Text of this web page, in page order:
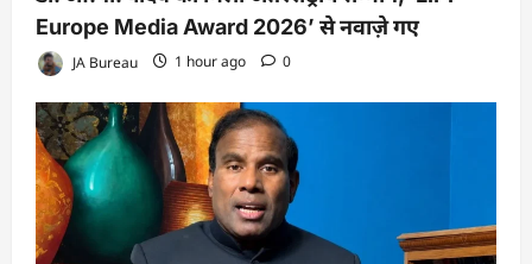
Europe Media Award 2026’ से नवाज़े गए
JA Bureau 1 hour ago 0